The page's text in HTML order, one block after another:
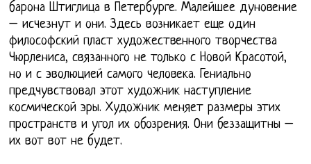
барона Штиглица в Петербурге. Малейшее дуновение
– исчезнут и они. Здесь возникает еще один
философский пласт художественного творчества
Чюрлениса, связанного не только с Новой Красотой,
но и с эволюцией самого человека. Гениально
предчувствовал этот художник наступление
космической эры. Художник меняет размеры этих
пространств и угол их обозрения. Они беззащитны –
их вот вот не будет.